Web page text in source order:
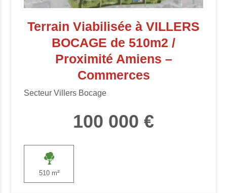
Terrain Viabilisée à VILLERS
BOCAGE de 510m2 /
Proximité Amiens –
Commerces
Secteur Villers Bocage
100 000 €
510 m²